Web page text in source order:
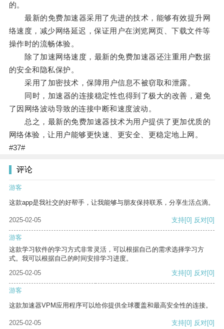
的。
最新的免费加速器采用了先进的技术，能够有效提升网
络速度，减少网络延迟，保证用户在浏览网页、下载文件等
操作时的流畅体验。
除了加速网络速度，最新的免费加速器还注重用户数据
的安全和隐私保护。
采用了加密技术，保障用户信息不被窃取和泄露。
同时，加速器的连接稳定性也得到了极大的改善，避免
了因网络波动导致的连接中断和速度波动。
总之，最新的免费加速器技术为用户提供了更加优质的
网络体验，让用户能够更快速、更安全、更稳定地上网。
#37#
评论
游客
这款app是我社交的好帮手，让我能够与朋友保持联系，分享生活点滴。
2025-02-05 支持[0] 反对[0]
游客
这款学习软件的学习方式非常灵活，可以根据自己的需求选择学习方
式。我可以根据自己的时间安排学习进度。
2025-02-05
支持[0] 反对[0]
游客
这款加速器VPM应用程序可以给你提供全球覆盖和最高安全性的连接。
2025-02-05 支持[0] 反对[0]